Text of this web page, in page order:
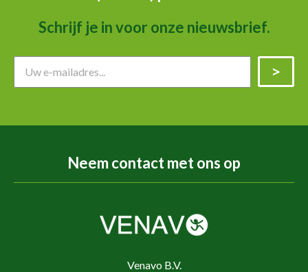
Schrijf je in voor onze nieuwsbrief.
Neem contact met ons op
Venavo B.V.